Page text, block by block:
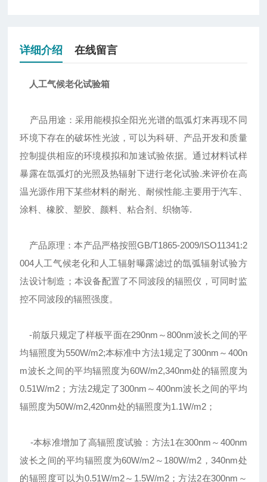
详细介绍 在线留言
人工气候老化试验箱
产品用途：采用能模拟全阳光光谱的氙弧灯来再现不同
环境下存在的破坏性光波，可以为科研、产品开发和质量
控制提供相应的环境模拟和加速试验依据。通过材料试样
暴露在氙弧灯的光照及热辐射下进行老化试验.来评价在高
温光源作用下某些材料的耐光、耐候性能.主要用于汽车、
涂料、橡胶、塑胶、颜料、粘合剂、织物等.
产品原理：本产品严格按照GB/T1865-2009/ISO11341:2
004人工气候老化和人工辐射曝露滤过的氙弧辐射试验方
法设计制造；本设备配置了不同波段的辐照仪，可同时监
控不同波段的辐照强度。
-前版只规定了样板平面在290nm～800nm波长之间的平
均辐照度为550W/m2;本标准中方法1规定了300nm～400n
m波长之间的平均辐照度为60W/m2,340nm处的辐照度为
0.51W/m2；方法2规定了300nm～400nm波长之间的平均
辐照度为50W/m2,420nm处的辐照度为1.1W/m2；
-本标准增加了高辐照度试验：方法1在300nm～400nm
波长之间的平均辐照度为60W/m2～180W/m2，340nm处
的辐照度可以为0.51W/m2～1.5W/m2；方法2在300nm～